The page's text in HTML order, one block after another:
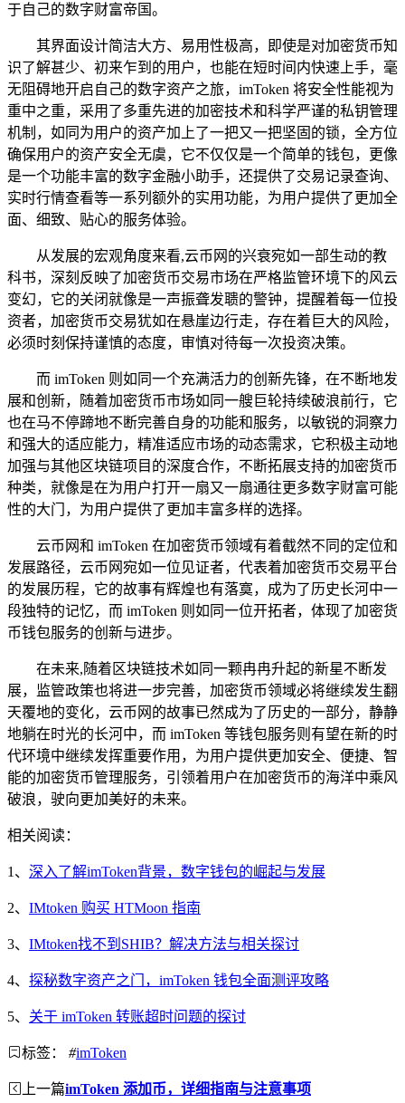
于自己的数字财富帝国。
其界面设计简洁大方、易用性极高，即使是对加密货币知
识了解甚少、初来乍到的用户，也能在短时间内快速上手，毫
无阻碍地开启自己的数字资产之旅，imToken 将安全性能视为
重中之重，采用了多重先进的加密技术和科学严谨的私钥管理
机制，如同为用户的资产加上了一把又一把坚固的锁，全方位
确保用户的资产安全无虞，它不仅仅是一个简单的钱包，更像
是一个功能丰富的数字金融小助手，还提供了交易记录查询、
实时行情查看等一系列额外的实用功能，为用户提供了更加全
面、细致、贴心的服务体验。
从发展的宏观角度来看,云币网的兴衰宛如一部生动的教
科书，深刻反映了加密货币交易市场在严格监管环境下的风云
变幻，它的关闭就像是一声振聋发聩的警钟，提醒着每一位投
资者，加密货币交易犹如在悬崖边行走，存在着巨大的风险，
必须时刻保持谨慎的态度，审慎对待每一次投资决策。
而 imToken 则如同一个充满活力的创新先锋，在不断地发
展和创新，随着加密货币市场如同一艘巨轮持续破浪前行，它
也在马不停蹄地不断完善自身的功能和服务，以敏锐的洞察力
和强大的适应能力，精准适应市场的动态需求，它积极主动地
加强与其他区块链项目的深度合作，不断拓展支持的加密货币
种类，就像是在为用户打开一扇又一扇通往更多数字财富可能
性的大门，为用户提供了更加丰富多样的选择。
云币网和 imToken 在加密货币领域有着截然不同的定位和
发展路径，云币网宛如一位见证者，代表着加密货币交易平台
的发展历程，它的故事有辉煌也有落寞，成为了历史长河中一
段独特的记忆，而 imToken 则如同一位开拓者，体现了加密货
币钱包服务的创新与进步。
在未来,随着区块链技术如同一颗冉冉升起的新星不断发
展，监管政策也将进一步完善，加密货币领域必将继续发生翻
天覆地的变化，云币网的故事已然成为了历史的一部分，静静
地躺在时光的长河中，而 imToken 等钱包服务则有望在新的时
代环境中继续发挥重要作用，为用户提供更加安全、便捷、智
能的加密货币管理服务，引领着用户在加密货币的海洋中乘风
破浪，驶向更加美好的未来。
相关阅读：
1、 深入了解imToken背景，数字钱包的崛起与发展
2、 IMtoken 购买 HTMoon 指南
3、 IMtoken找不到SHIB？解决方法与相关探讨
4、 探秘数字资产之门，imToken 钱包全面测评攻略
5、 关于 imToken 转账超时问题的探讨
标签： #imToken
上一篇imToken 添加币，详细指南与注意事项